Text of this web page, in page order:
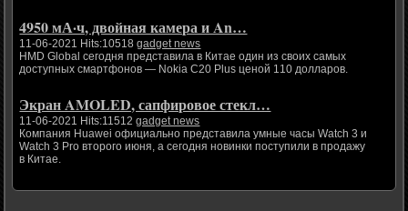
4950 мА·ч, двойная камера и An…
11-06-2021 Hits:10518gadget news
HMD Global сегодня представила в Китае один из своих самых
доступных смартфонов — Nokia C20 Plus ценой 110 долларов.
Экран AMOLED, сапфировое стекл…
11-06-2021 Hits:11512gadget news
Компания Huawei официально представила умные часы Watch 3 и
Watch 3 Pro второго июня, а сегодня новинки поступили в продажу
в Китае.